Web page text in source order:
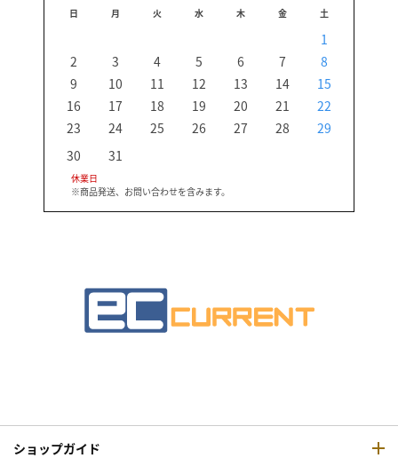
日 月 火 水 木 金 土
1
2
3 4 5 6 7
8
9
10 11 12 13 14
15
16
17 18 19 20 21
22
23
24 25 26 27 28
29
30
31
休業日
※商品発送、お問い合わせを含みます。
ショップガイド